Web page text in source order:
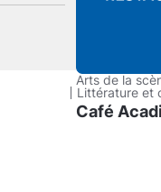
Arts de la
Littérature et
Café